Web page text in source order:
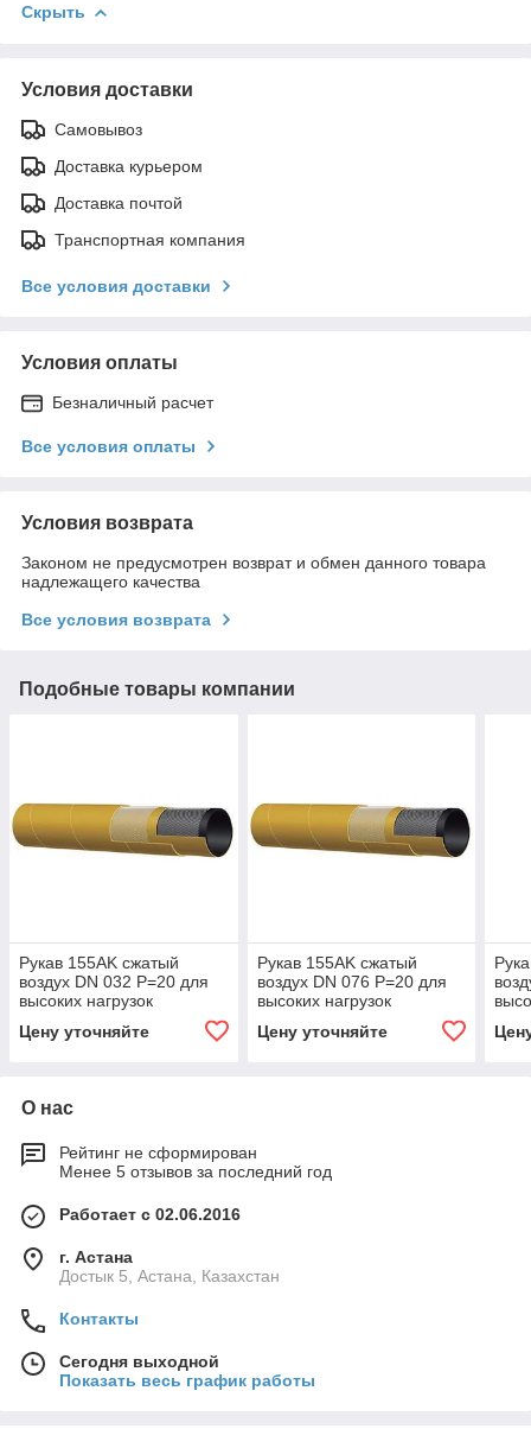
Скрыть
Условия доставки
Самовывоз
Доставка курьером
Доставка почтой
Транспортная компания
Все условия доставки
Условия оплаты
Безналичный расчет
Все условия оплаты
Условия возврата
Законом не предусмотрен возврат и обмен данного товара
надлежащего качества
Все условия возврата
Подобные товары компании
Рукав 155AK сжатый
воздух DN 032 P=20 для
высоких нагрузок
Цену уточняйте
Рукав 155AK сжатый
воздух DN 076 P=20 для
высоких нагрузок
Цену уточняйте
О нас
Рейтинг не сформирован
Менее 5 отзывов за последний год
Работает с 02.06.2016
г. Астана
Достык 5, Астана, Казахстан
Контакты
Сегодня выходной
Показать весь график работы